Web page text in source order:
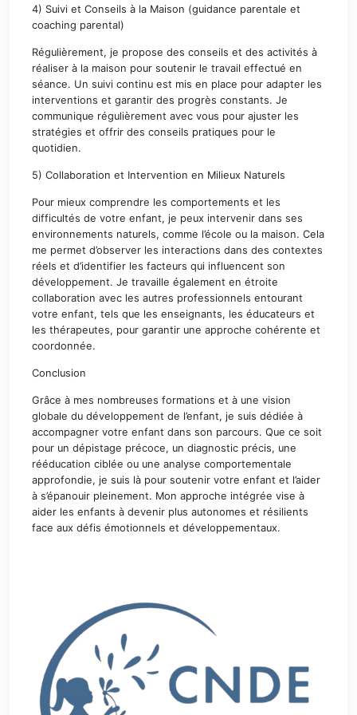
4) Suivi et Conseils à la Maison (guidance parentale et
coaching parental)
Régulièrement, je propose des conseils et des activités à
réaliser à la maison pour soutenir le travail effectué en
séance. Un suivi continu est mis en place pour adapter les
interventions et garantir des progrès constants. Je
communique régulièrement avec vous pour ajuster les
stratégies et offrir des conseils pratiques pour le
quotidien.
5) Collaboration et Intervention en Milieux Naturels
Pour mieux comprendre les comportements et les
difficultés de votre enfant, je peux intervenir dans ses
environnements naturels, comme l’école ou la maison. Cela
me permet d’observer les interactions dans des contextes
réels et d’identifier les facteurs qui influencent son
développement. Je travaille également en étroite
collaboration avec les autres professionnels entourant
votre enfant, tels que les enseignants, les éducateurs et
les thérapeutes, pour garantir une approche cohérente et
coordonnée.
Conclusion
Grâce à mes nombreuses formations et à une vision
globale du développement de l’enfant, je suis dédiée à
accompagner votre enfant dans son parcours. Que ce soit
pour un dépistage précoce, un diagnostic précis, une
rééducation ciblée ou une analyse comportementale
approfondie, je suis là pour soutenir votre enfant et l’aider
à s’épanouir pleinement. Mon approche intégrée vise à
aider les enfants à devenir plus autonomes et résilients
face aux défis émotionnels et développementaux.